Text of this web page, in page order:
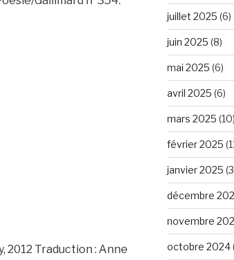
2012 Traduction : Anne
juillet 2025 (6)
juin 2025 (8)
mai 2025 (6)
avril 2025 (6)
mars 2025 (10)
février 2025
janvier 2025
décembre
novembre
octobre 2024